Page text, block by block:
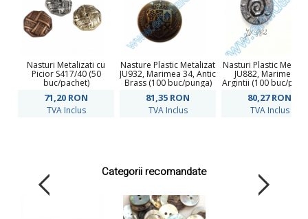
Nasturi Metalizati cu
Picior S417/40 (50
buc/pachet)
71,20 RON
TVA Inclus
Nasture Plastic Metalizat
JU932, Marimea 34, Antic
Brass (100 buc/punga)
81,35 RON
TVA Inclus
Nasturi Plastic
JU882, Marime 40,
Argintii (100 buc/
80,27RON
TVA Inclus
Categorii recomandate